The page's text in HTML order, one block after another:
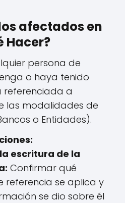
afectados en
Hacer?
persona de
o haya tenido
referenciada a
las modalidades de
o Entidades).
escritura de la
Confirmar qué
referencia se aplica y
se dio sobre él